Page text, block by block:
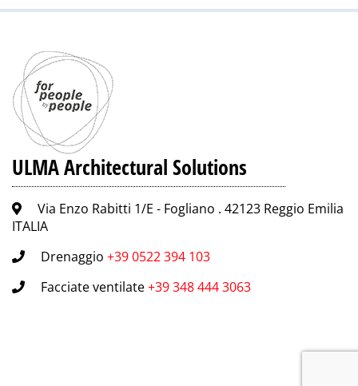
ULMA Architectural Solutions
Via Enzo Rabitti 1/E - Fogliano . 42123 Reggio Emilia
ITALIA
Drenaggio +39 0522 394 103
Facciate ventilate+39 348 444 3063